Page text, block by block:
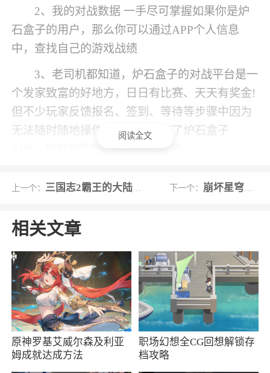
2、我的对战数据 一手尽可掌握如果你是炉
石盒子的用户，那么你可以通过APP个人信息
中，查找自己的游戏战绩
3、老司机都知道，炉石盒子的对战平台是一
个发家致富的好地方，日日有比赛、天天有奖金!
但不少玩家反馈报名、签到、等待等步骤中因为
无法随时随地操作而烦恼，而有了炉石盒子
玩家同时提供24小时快讯，方便玩家随时掌握炉
解读炉石传说
5、再也没有什么能阻碍你的冠军梦了
6、PC移动端游戏资源共享，通过炉石盒子
可以随时随地掌握游戏动态，卡组套牌对战详情
等
小编评价
阅读全文
上一个： 三国志2霸王的大陆完美版(金手指) 下一个： 崩坏星穹铁道体验服
相关文章
原神罗基艾威尔森及利亚
姆成就达成方法
职场幻想全CG回想解锁存
档攻略